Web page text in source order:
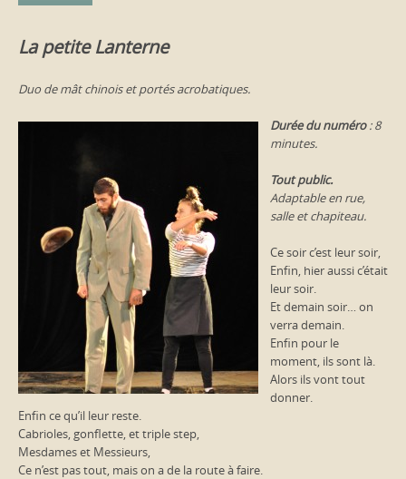
La petite Lanterne
Duo de mât chinois et portés acrobatiques.
Durée du numéro: 8
minutes.
Tout public.
Adaptable en rue,
salle et chapiteau.
Ce soir c’est leur soir,
Enfin, hier aussi c’était
leur soir.
Et demain soir… on
verra demain.
Enfin pour le
moment, ils sont là.
Alors ils vont tout
donner.
Enfin ce qu’il leur reste.
Cabrioles, gonflette, et triple step,
Mesdames et Messieurs,
Ce n’est pas tout, mais on a de la route à faire.